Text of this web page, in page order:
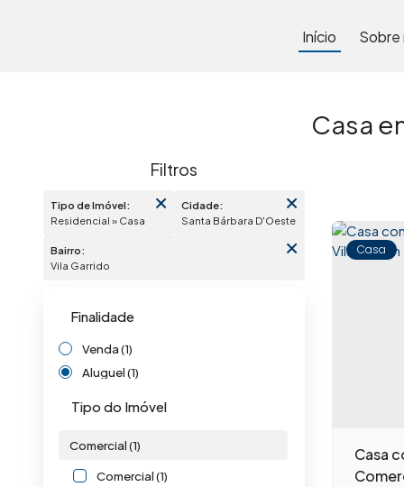
Sobre
Início
Casa
Tipo de Imóvel:
Residencial » Casa
Cidade:
Santa Bárbara D'Oeste
Bairro:
Vila Garrido
Finalidade
Venda (1)
Aluguel (1)
Tipo do Imóvel
Comercial (1)
Comercial (1)
Casa
Casa